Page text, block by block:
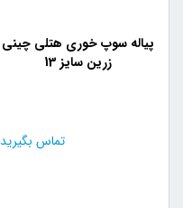
پیاله سوپ خوری هتلی چینی
زرین سایز 13
تماس بگیرید